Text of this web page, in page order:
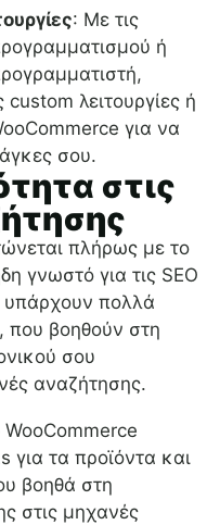
: Με τις
ή
λειτουργίες ή
για να
σου.
στις
πλήρως με το
γνωστό για τις SEO
υπάρχουν πολλά
, που βοηθούν στη
σου
αναζήτησης.
WooCommerce
για τα προϊόντα και
βοηθά στη
στις μηχανές